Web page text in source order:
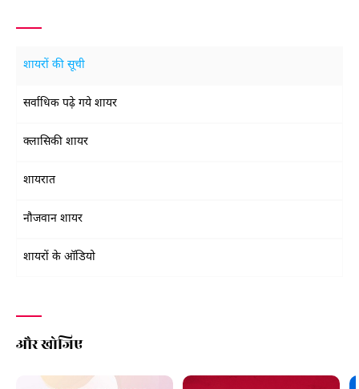
शायरों की सूची
सर्वाधिक पढ़े गये शायर
क्लासिकी शायर
शायरात
नौजवान शायर
शायरों के ऑडियो
और खोजिए